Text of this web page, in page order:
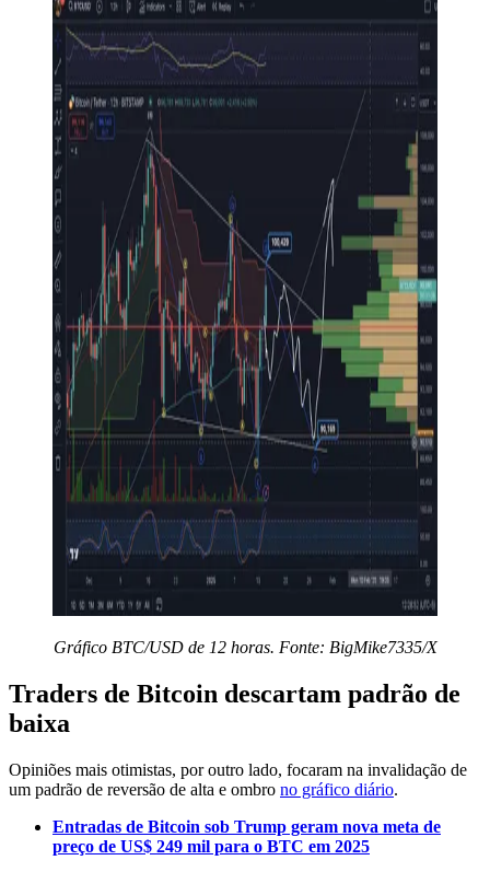
Gráfico BTC/USD de 12 horas. Fonte: BigMike7335/X
Traders de Bitcoin descartam padrão de
baixa
Opiniões mais otimistas, por outro lado, focaram na invalidação de
um padrão de reversão de alta e ombro no gráfico diário.
Entradas de Bitcoin sob Trump geram nova meta de
preço de US$ 249 mil para o BTC em 2025